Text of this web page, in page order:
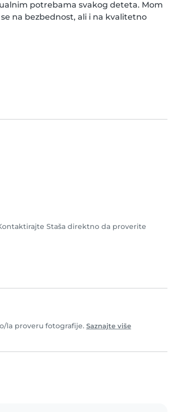
potrebama svakog deteta. Mom
na bezbednost, ali i na kvalitetno
Staša direktno da proverite
la proveru fotografije. Saznajte više